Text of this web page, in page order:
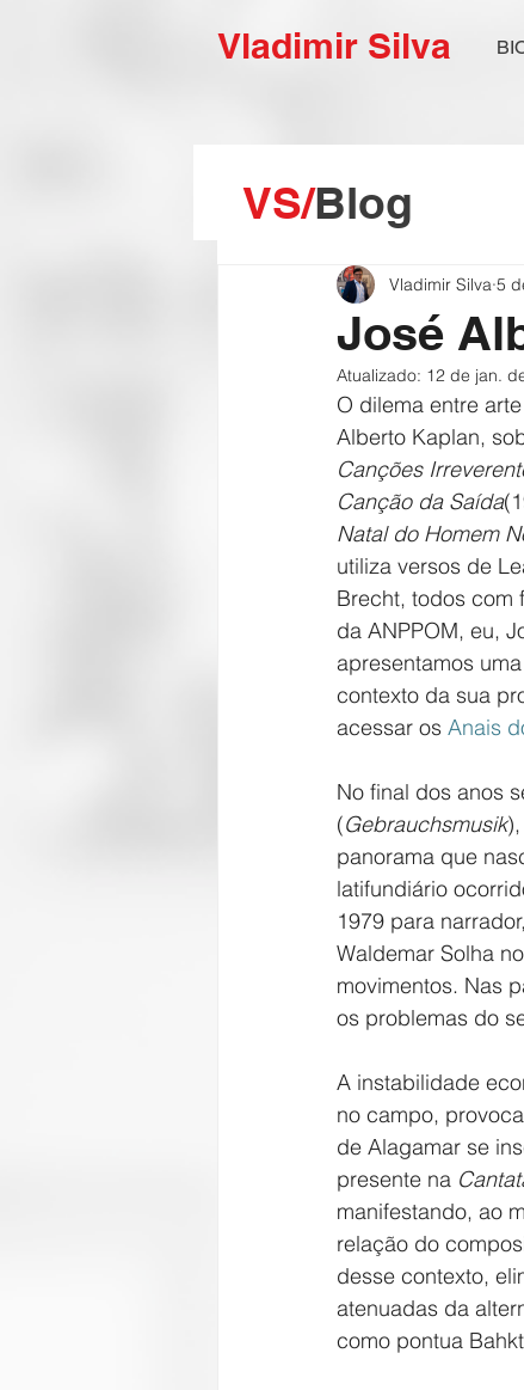
Vladimir Silva
José
Vladimir Silva 5
Atualizado: 12 de jan.
O dilema entre
Alberto Kaplan,
Canções
Canção da Saída
Natal do Homem
utiliza versos de
Brecht, todos com
da ANPPOM, eu,
apresentamos
contexto da sua
acessar os Anais
No final dos anos
(Gebrauchsmusik
panorama que
latifundiário
1979 para
Waldemar Solha
movimentos. Nas
os problemas do
A instabilidade
no campo,
de Alagamar se
presente na
manifestando, ao
relação do
desse contexto,
atenuadas da
como pontua
VS/Blog